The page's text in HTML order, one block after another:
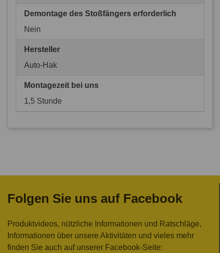
Demontage des Stoßfängers erforderlich
Nein
Hersteller
Auto-Hak
Montagezeit bei uns
1,5 Stunde
Folgen Sie uns auf Facebook
Produktvideos, nützliche Informationen und Ratschläge,
Informationen über unsere Aktivitäten und vieles mehr
finden Sie auch auf unserer Facebook-Seite: